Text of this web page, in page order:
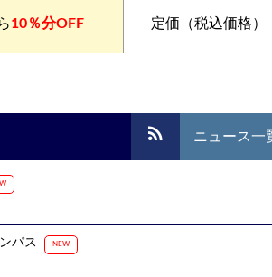
10％分OFF 定価（税込価格）
rss_feed ニュース一
パス NEW